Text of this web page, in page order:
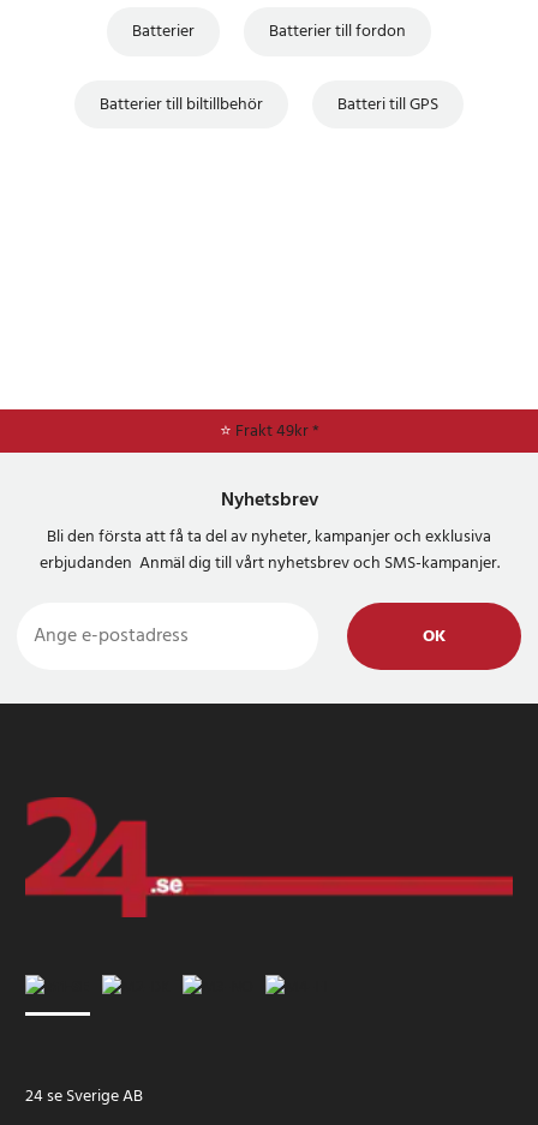
Batterier Batterier till fordon
Batterier till biltillbehör Batteri till GPS
⭐ Frakt 49kr *
Nyhetsbrev
Bli den första att få ta del av nyheter, kampanjer och exklusiva
erbjudanden Anmäl dig till vårt nyhetsbrev och SMS-kampanjer.
OK
24 se Sverige AB